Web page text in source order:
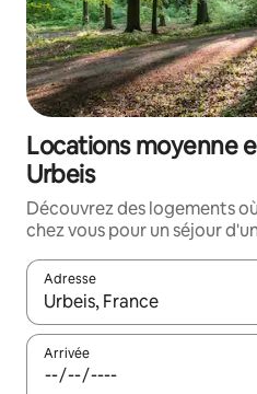
Locations moyenne
Urbeis
Découvrez des logements
chez vous pour un séjour
Adresse
Lorsque les résultats
Arrivée